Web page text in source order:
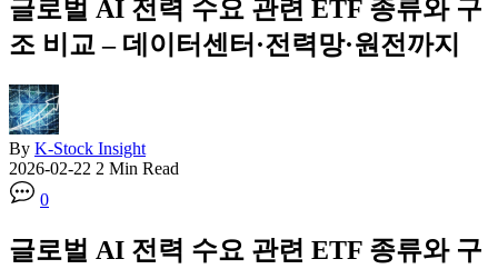
글로벌 AI 전력 수요 관련 ETF 종류와 구
조 비교 – 데이터센터·전력망·원전까지
By K-Stock Insight
2026-02-22 2 Min Read
0
글로벌 AI 전력 수요 관련 ETF 종류와 구